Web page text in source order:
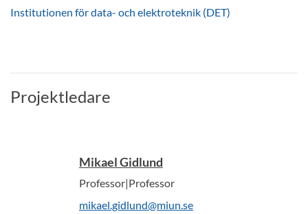
Institutionen för data- och elektroteknik (DET)
Projektledare
Mikael Gidlund
Professor|Professor
mikael.gidlund@miun.se